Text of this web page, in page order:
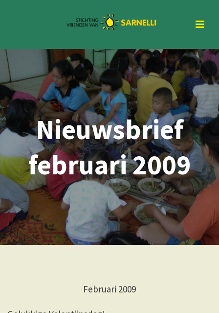
Nieuwsbrief
februari 2009
Februari 2009